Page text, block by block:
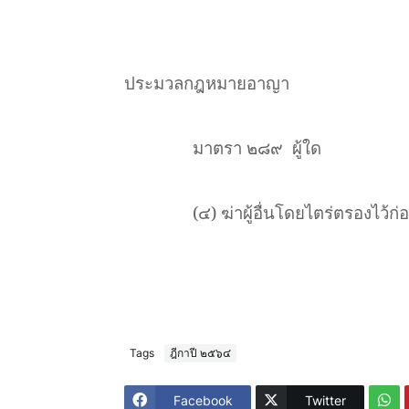
ประมวลกฎหมายอาญา
มาตรา ๒๘๙ ผู้ใด
(๔) ฆ่าผู้อื่นโดยไตร่ตรองไว้ก่
Tags ฎีกาปี ๒๕๖๔
Facebook Twitter